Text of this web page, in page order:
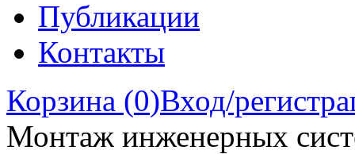
Публикации
Контакты
Корзина (0)Вход/
Монтаж инженерных